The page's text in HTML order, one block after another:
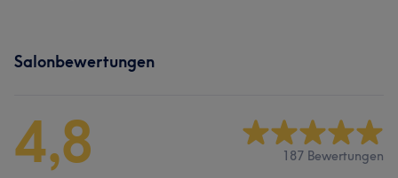
Salonbewertungen
4,8 187 Bewertungen